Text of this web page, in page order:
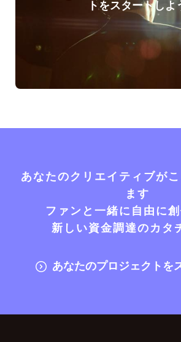
トをスタートしよ
あなたのクリエイティブが
ます
ファンと一緒に自由に
新しい資金調達のカタ
あなたのプロジェクトを